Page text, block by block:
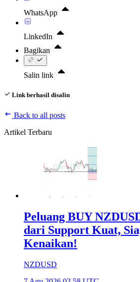
WhatsApp
LinkedIn
Bagikan
Salin link
Link berhasil disalin
Back to all posts
Artikel Terbaru
Peluang BUY
dari Support Kuat,
Kenaikan!
NZDUSD